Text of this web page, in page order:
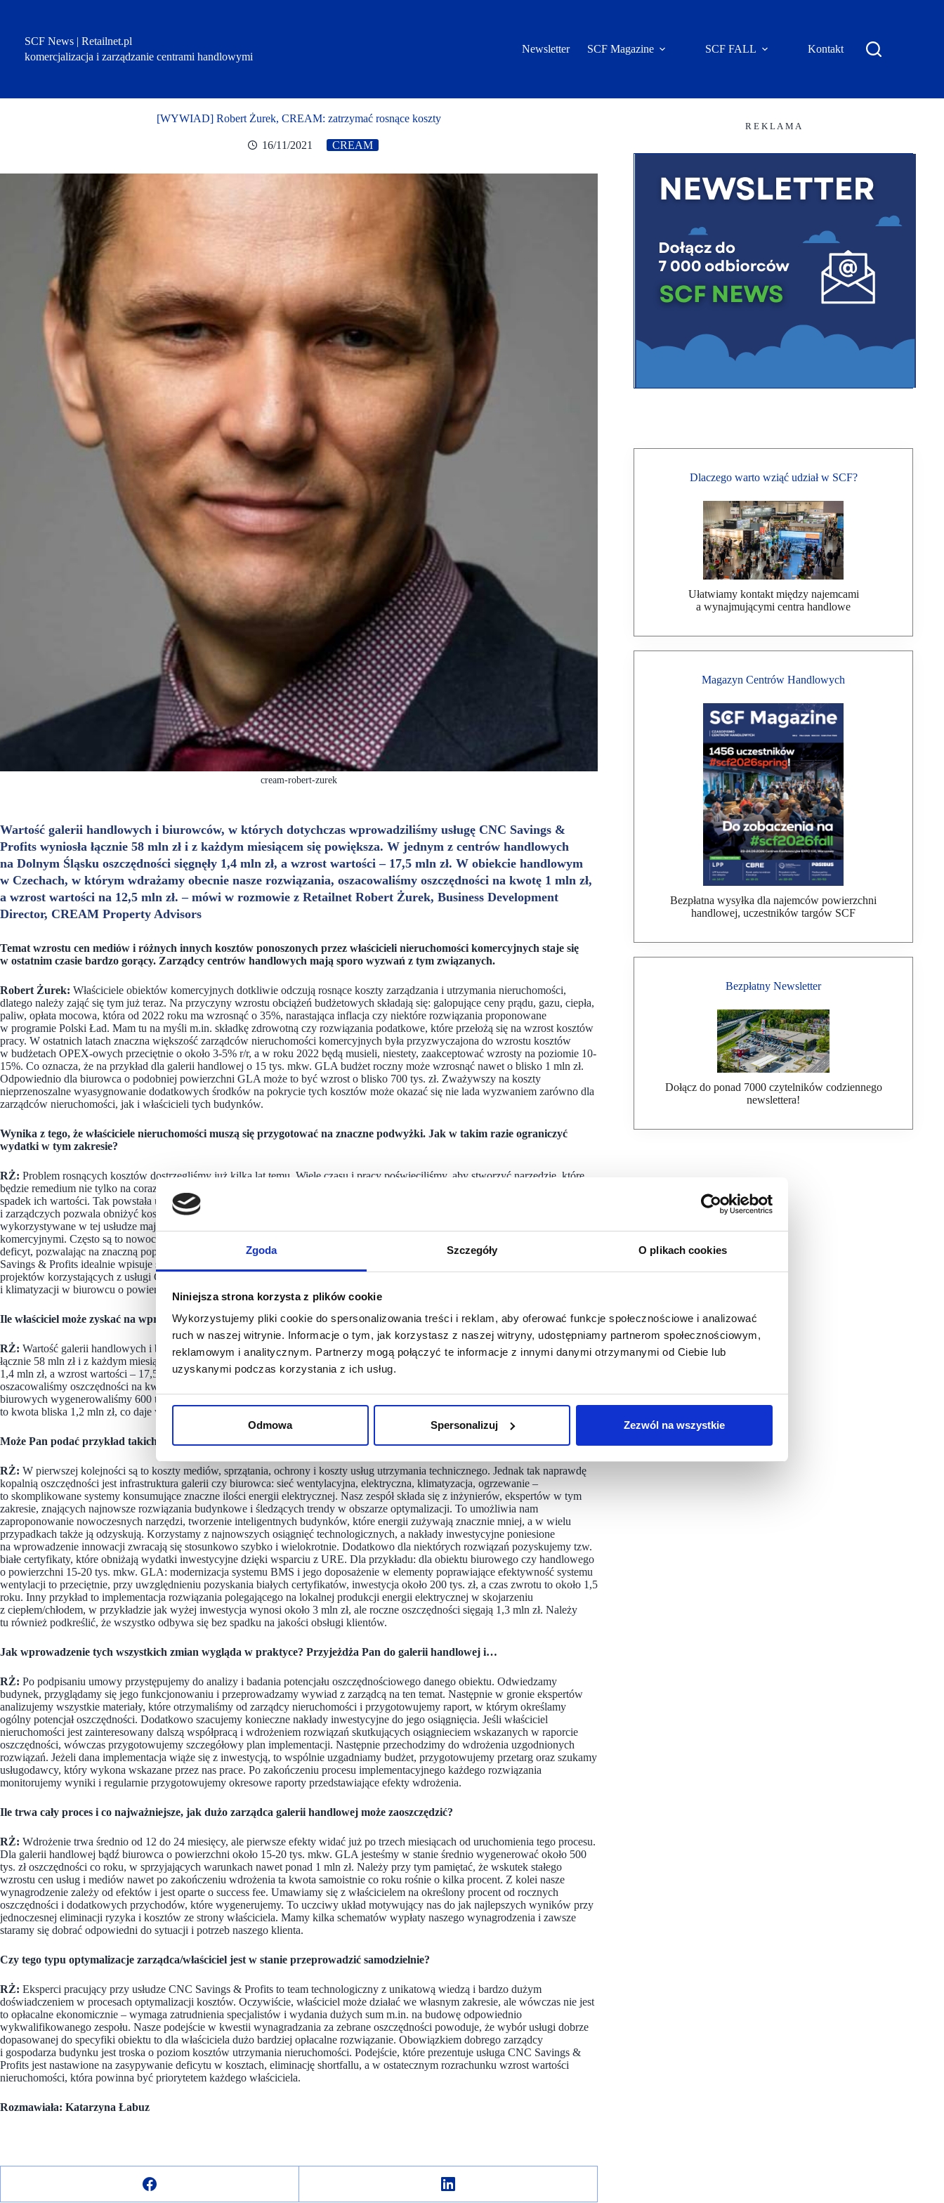
Zgoda Szczegóły O plikach cookies
Niniejsza strona korzysta z plików cookie
Wykorzystujemy pliki cookie do spersonalizowania treści i reklam, aby oferować funkcje społecznościowe i analizować
ruch w naszej witrynie. Informacje o tym, jak korzystasz z naszej witryny, udostępniamy partnerom społecznościowym,
reklamowym i analitycznym. Partnerzy mogą połączyć te informacje z innymi danymi otrzymanymi od Ciebie lub
uzyskanymi podczas korzystania z ich usług.
Odmowa Spersonalizuj Zezwól na wszystkie
SCF News | Retailnet.pl
komercjalizacja i zarządzanie centrami handlowymi
Newsletter SCF Magazine SCF FALL Kontakt
[WYWIAD] Robert Żurek, CREAM: zatrzymać rosnące koszty
16/11/2021 CREAM
cream-robert-zurek
Wartość galerii handlowych i biurowców, w których dotychczas wprowadziliśmy usługę CNC Savings &
Profits wyniosła łącznie 58 mln zł i z każdym miesiącem się powiększa. W jednym z centrów handlowych
na Dolnym Śląsku oszczędności sięgnęły 1,4 mln zł, a wzrost wartości – 17,5 mln zł. W obiekcie handlowym
w Czechach, w którym wdrażamy obecnie nasze rozwiązania, oszacowaliśmy oszczędności na kwotę 1 mln zł,
a wzrost wartości na 12,5 mln zł. – mówi w rozmowie z Retailnet Robert Żurek, Business Development
Director, CREAM Property Advisors
Temat wzrostu cen mediów i różnych innych kosztów ponoszonych przez właścicieli nieruchomości komercyjnych staje się
w ostatnim czasie bardzo gorący. Zarządcy centrów handlowych mają sporo wyzwań z tym związanych.
Robert Żurek: Właściciele obiektów komercyjnych dotkliwie odczują rosnące koszty zarządzania i utrzymania nieruchomości,
dlatego należy zająć się tym już teraz. Na przyczyny wzrostu obciążeń budżetowych składają się: galopujące ceny prądu, gazu, ciepła,
paliw, opłata mocowa, która od 2022 roku ma wzrosnąć o 35%, narastająca inflacja czy niektóre rozwiązania proponowane
w programie Polski Ład. Mam tu na myśli m.in. składkę zdrowotną czy rozwiązania podatkowe, które przełożą się na wzrost kosztów
pracy. W ostatnich latach znaczna większość zarządców nieruchomości komercyjnych była przyzwyczajona do wzrostu kosztów
w budżetach OPEX-owych przeciętnie o około 3-5% r/r, a w roku 2022 będą musieli, niestety, zaakceptować wzrosty na poziomie 10-
15%. Co oznacza, że na przykład dla galerii handlowej o 15 tys. mkw. GLA budżet roczny może wzrosnąć nawet o blisko 1 mln zł.
Odpowiednio dla biurowca o podobniej powierzchni GLA może to być wzrost o blisko 700 tys. zł. Zważywszy na koszty
nieprzenoszalne wyasygnowanie dodatkowych środków na pokrycie tych kosztów może okazać się nie lada wyzwaniem zarówno dla
zarządców nieruchomości, jak i właścicieli tych budynków.
Wynika z tego, że właściciele nieruchomości muszą się przygotować na znaczne podwyżki. Jak w takim razie ograniczyć
wydatki w tym zakresie?
RŻ: Problem rosnących kosztów dostrzegliśmy już kilka lat temu. Wiele czasu i pracy poświęciliśmy, aby stworzyć narzędzie, które
będzie remedium nie tylko na coraz wyższe koszty utrzymania budynków komercyjnych, ale również na coraz bardziej widoczny
spadek ich wartości. Tak powstała usługa CNC Savings & Profits, która poprzez implementację szeregu rozwiązań technologicznych
i zarządczych pozwala obniżyć koszty eksploatacyjne, zredukować deficyt budżetowy i podnieść wartość obiektu. Rozwiązania
wykorzystywane w tej usłudze mają różny stopień zaawansowania i dotyczą różnych poziomów zarządzania obiektami
komercyjnymi. Często są to nowoczesne, proekologiczne rozwiązania, których implementacja znacznie ogranicza koszty, eliminuje
deficyt, pozwalając na znaczną poprawę cash flow projektu. Dodatkowo, część implementowanych rozwiązań w ramach usługi CNC
Savings & Profits idealnie wpisuje się w strategie ESG oraz jest ważnym elementem procesów proekologicznych. Nasz monitoring
projektów korzystających z usługi CNC wykazał, że oszczędność emisji C02 w wyniku modernizacji instalacji wentylacji
i klimatyzacji w biurowcu o powierzchni około 18 tys. mkw. może przekroczyć poziom nawet 300 ton rocznie.
Ile właściciel może zyskać na wprowadzeniu usługi CNC Savings & Profits?
RŻ: Wartość galerii handlowych i biurowców, w których dotychczas wprowadziliśmy usługę CNC Savings & Profits wyniosła
łącznie 58 mln zł i z każdym miesiącem się powiększa. W jednym z centrów handlowych na Dolnym Śląsku oszczędności sięgnęły
1,4 mln zł, a wzrost wartości – 17,5 mln zł. W obiekcie handlowym w Czechach, w którym wdrażamy obecnie nasze rozwiązania,
oszacowaliśmy oszczędności na kwotę 1 mln zł, a wzrost wartości na 12,5 mln zł. Z kolei w jednym z warszawskich budynków
biurowych wygenerowaliśmy 600 tys. zł oszczędności, co przekłada się na wzrost wartości na poziomie 7,5 mln zł. Na innym jest
to kwota bliska 1,2 mln zł, co daje wzrost jego wartości o 15 mln zł.
Może Pan podać przykład takich obszarów w galerii handlowej, w których można zaoszczędzić najwięcej i w szybki sposób?
RŻ: W pierwszej kolejności są to koszty mediów, sprzątania, ochrony i koszty usług utrzymania technicznego. Jednak tak naprawdę
kopalnią oszczędności jest infrastruktura galerii czy biurowca: sieć wentylacyjna, elektryczna, klimatyzacja, ogrzewanie –
to skomplikowane systemy konsumujące znaczne ilości energii elektrycznej. Nasz zespół składa się z inżynierów, ekspertów w tym
zakresie, znających najnowsze rozwiązania budynkowe i śledzących trendy w obszarze optymalizacji. To umożliwia nam
zaproponowanie nowoczesnych narzędzi, tworzenie inteligentnych budynków, które energii zużywają znacznie mniej, a w wielu
przypadkach także ją odzyskują. Korzystamy z najnowszych osiągnięć technologicznych, a nakłady inwestycyjne poniesione
na wprowadzenie innowacji zwracają się stosunkowo szybko i wielokrotnie. Dodatkowo dla niektórych rozwiązań pozyskujemy tzw.
białe certyfikaty, które obniżają wydatki inwestycyjne dzięki wsparciu z URE. Dla przykładu: dla obiektu biurowego czy handlowego
o powierzchni 15-20 tys. mkw. GLA: modernizacja systemu BMS i jego doposażenie w elementy poprawiające efektywność systemu
wentylacji to przeciętnie, przy uwzględnieniu pozyskania białych certyfikatów, inwestycja około 200 tys. zł, a czas zwrotu to około 1,5
roku. Inny przykład to implementacja rozwiązania polegającego na lokalnej produkcji energii elektrycznej w skojarzeniu
z ciepłem/chłodem, w przykładzie jak wyżej inwestycja wynosi około 3 mln zł, ale roczne oszczędności sięgają 1,3 mln zł. Należy
tu również podkreślić, że wszystko odbywa się bez spadku na jakości obsługi klientów.
Jak wprowadzenie tych wszystkich zmian wygląda w praktyce? Przyjeżdża Pan do galerii handlowej i…
RŻ: Po podpisaniu umowy przystępujemy do analizy i badania potencjału oszczędnościowego danego obiektu. Odwiedzamy
budynek, przyglądamy się jego funkcjonowaniu i przeprowadzamy wywiad z zarządcą na ten temat. Następnie w gronie ekspertów
analizujemy wszystkie materiały, które otrzymaliśmy od zarządcy nieruchomości i przygotowujemy raport, w którym określamy
ogólny potencjał oszczędności. Dodatkowo szacujemy konieczne nakłady inwestycyjne do jego osiągnięcia. Jeśli właściciel
nieruchomości jest zainteresowany dalszą współpracą i wdrożeniem rozwiązań skutkujących osiągnieciem wskazanych w raporcie
oszczędności, wówczas przygotowujemy szczegółowy plan implementacji. Następnie przechodzimy do wdrożenia uzgodnionych
rozwiązań. Jeżeli dana implementacja wiąże się z inwestycją, to wspólnie uzgadniamy budżet, przygotowujemy przetarg oraz szukamy
usługodawcy, który wykona wskazane przez nas prace. Po zakończeniu procesu implementacyjnego każdego rozwiązania
monitorujemy wyniki i regularnie przygotowujemy okresowe raporty przedstawiające efekty wdrożenia.
Ile trwa cały proces i co najważniejsze, jak dużo zarządca galerii handlowej może zaoszczędzić?
RŻ: Wdrożenie trwa średnio od 12 do 24 miesięcy, ale pierwsze efekty widać już po trzech miesiącach od uruchomienia tego procesu.
Dla galerii handlowej bądź biurowca o powierzchni około 15-20 tys. mkw. GLA jesteśmy w stanie średnio wygenerować około 500
tys. zł oszczędności co roku, w sprzyjających warunkach nawet ponad 1 mln zł. Należy przy tym pamiętać, że wskutek stałego
wzrostu cen usług i mediów nawet po zakończeniu wdrożenia ta kwota samoistnie co roku rośnie o kilka procent. Z kolei nasze
wynagrodzenie zależy od efektów i jest oparte o success fee. Umawiamy się z właścicielem na określony procent od rocznych
oszczędności i dodatkowych przychodów, które wygenerujemy. To uczciwy układ motywujący nas do jak najlepszych wyników przy
jednoczesnej eliminacji ryzyka i kosztów ze strony właściciela. Mamy kilka schematów wypłaty naszego wynagrodzenia i zawsze
staramy się dobrać odpowiedni do sytuacji i potrzeb naszego klienta.
Czy tego typu optymalizacje zarządca/właściciel jest w stanie przeprowadzić samodzielnie?
RŻ: Eksperci pracujący przy usłudze CNC Savings & Profits to team technologiczny z unikatową wiedzą i bardzo dużym
doświadczeniem w procesach optymalizacji kosztów. Oczywiście, właściciel może działać we własnym zakresie, ale wówczas nie jest
to opłacalne ekonomicznie – wymaga zatrudnienia specjalistów i wydania dużych sum m.in. na budowę odpowiednio
wykwalifikowanego zespołu. Nasze podejście w kwestii wynagradzania za zebrane oszczędności powoduje, że wybór usługi dobrze
dopasowanej do specyfiki obiektu to dla właściciela dużo bardziej opłacalne rozwiązanie. Obowiązkiem dobrego zarządcy
i gospodarza budynku jest troska o poziom kosztów utrzymania nieruchomości. Podejście, które prezentuje usługa CNC Savings &
Profits jest nastawione na zasypywanie deficytu w kosztach, eliminację shortfallu, a w ostatecznym rozrachunku wzrost wartości
nieruchomości, która powinna być priorytetem każdego właściciela.
Rozmawiała: Katarzyna Łabuz
R E K L A M A
Dlaczego warto wziąć udział w SCF?
Ułatwiamy kontakt między najemcami
a wynajmującymi centra handlowe
Magazyn Centrów Handlowych
Bezpłatna wysyłka dla najemców powierzchni
handlowej, uczestników targów SCF
Bezpłatny Newsletter
Dołącz do ponad 7000 czytelników codziennego
newslettera!